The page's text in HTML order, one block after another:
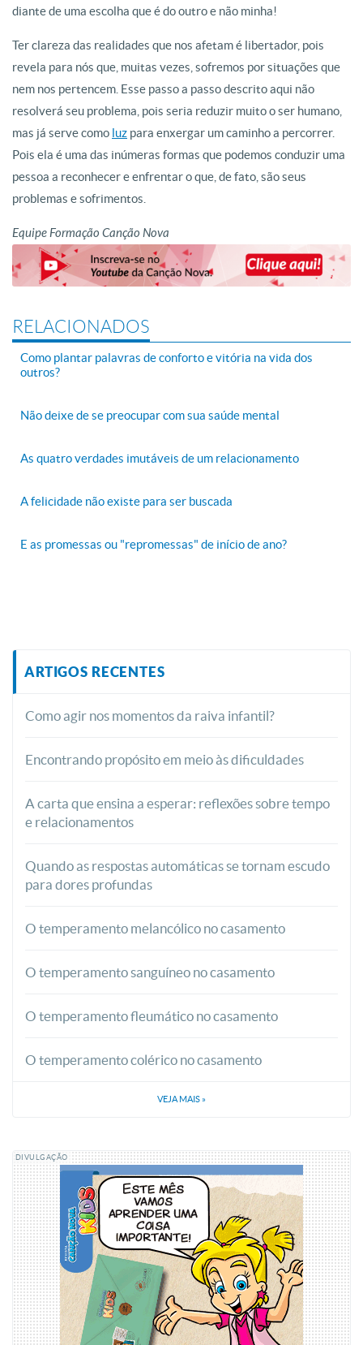
diante de uma escolha que é do outro e não minha!
Ter clareza das realidades que nos afetam é libertador, pois
revela para nós que, muitas vezes, sofremos por situações que
nem nos pertencem. Esse passo a passo descrito aqui não
resolverá seu problema, pois seria reduzir muito o ser humano,
mas já serve como luz para enxergar um caminho a percorrer.
Pois ela é uma das inúmeras formas que podemos conduzir uma
pessoa a reconhecer e enfrentar o que, de fato, são seus
problemas e sofrimentos.
Equipe Formação Canção Nova
RELACIONADOS
Como plantar palavras de conforto e vitória na vida dos
outros?
Não deixe de se preocupar com sua saúde mental
As quatro verdades imutáveis de um relacionamento
A felicidade não existe para ser buscada
E as promessas ou "repromessas" de início de ano?
ARTIGOS RECENTES
Como agir nos momentos da raiva infantil?
Encontrando propósito em meio às dificuldades
A carta que ensina a esperar: reflexões sobre tempo
e relacionamentos
Quando as respostas automáticas se tornam escudo
para dores profundas
O temperamento melancólico no casamento
O temperamento sanguíneo no casamento
O temperamento fleumático no casamento
O temperamento colérico no casamento
VEJA MAIS »
DIVULGAÇÃO